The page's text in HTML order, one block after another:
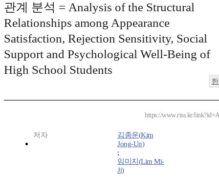
관계 분석 = Analysis of the Structural
Relationships among Appearance
Satisfaction, Rejection Sensitivity, Social
Support and Psychological Well-Being of
High School Students
https://www.riss.kr/
저자
김종운(Kim
Jong-Un)
;
임미지(Lim Mi-
Ji)